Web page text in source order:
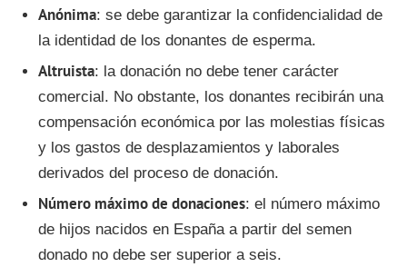
Anónima: se debe garantizar la confidencialidad de
la identidad de los donantes de esperma.
Altruista: la donación no debe tener carácter
comercial. No obstante, los donantes recibirán una
compensación económica por las molestias físicas
y los gastos de desplazamientos y laborales
derivados del proceso de donación.
Número máximo de donaciones: el número máximo
de hijos nacidos en España a partir del semen
donado no debe ser superior a seis.